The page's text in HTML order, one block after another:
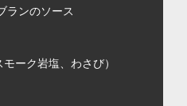
ランのソース
ーク岩塩、わさび）